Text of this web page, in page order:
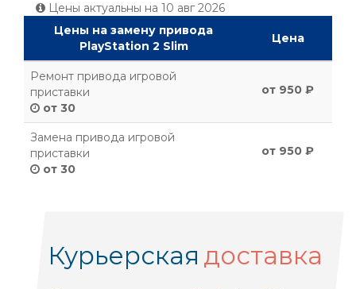
Цены актуальны на 10 авг 2026
Цены на замену привода
PlayStation 2 Slim
Цена
Ремонт привода игровой
приставки
от 30
от 950 ₽
Замена привода игровой
приставки
от 30
от 950 ₽
Курьерская доставка